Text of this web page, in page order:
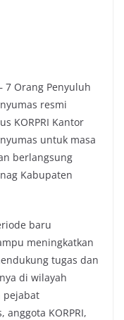
7 Orang Penyuluh
resmi
KORPRI Kantor
untuk masa
berlangsung
Kabupaten
baru
meningkatkan
tugas dan
di wilayah
pejabat
KORPRI,